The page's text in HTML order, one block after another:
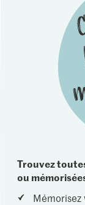
Trouvez
ou